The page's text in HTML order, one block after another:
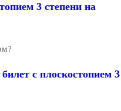
3 степени на
с плоскостопием 3